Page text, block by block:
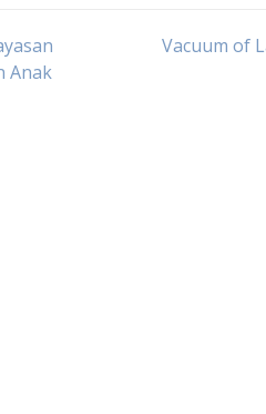
Anak
Vacuum of